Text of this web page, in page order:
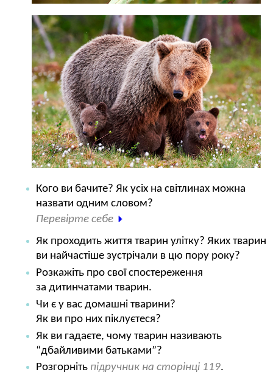
Кого ви бачите? Як усіх на світлинах можна
назвати одним словом?
Перевірте себе
Як проходить життя тварин улітку? Яких тварин
ви найчастіше зустрічали в цю пору року?
Розкажіть про свої спостереження
за дитинчатами тварин.
Чи є у вас домашні тварини?
Як ви про них піклуєтеся?
Як ви гадаєте, чому тварин називають
“дбайливими батьками”?
Розгорніть підручник на сторінці 119.